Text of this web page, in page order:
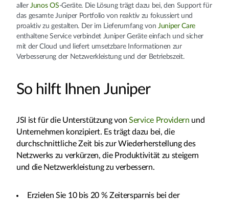
allerJunos OS-Geräte. Die Lösung trägt dazu bei, den Support für
das gesamte Juniper Portfolio von reaktiv zu fokussiert und
proaktiv zu gestalten. Der im Lieferumfang von Juniper Care
enthaltene Service verbindet Juniper Geräte einfach und sicher
mit der Cloud und liefert umsetzbare Informationen zur
Verbesserung der Netzwerkleistung und der Betriebszeit.
So hilft Ihnen Juniper
JSI ist für die Unterstützung vonService Providern und
Unternehmen konzipiert. Es trägt dazu bei, die
durchschnittliche Zeit bis zur Wiederherstellung des
Netzwerks zu verkürzen, die Produktivität zu steigern
und die Netzwerkleistung zu verbessern.
Erzielen Sie 10 bis 20 % Zeitersparnis bei der